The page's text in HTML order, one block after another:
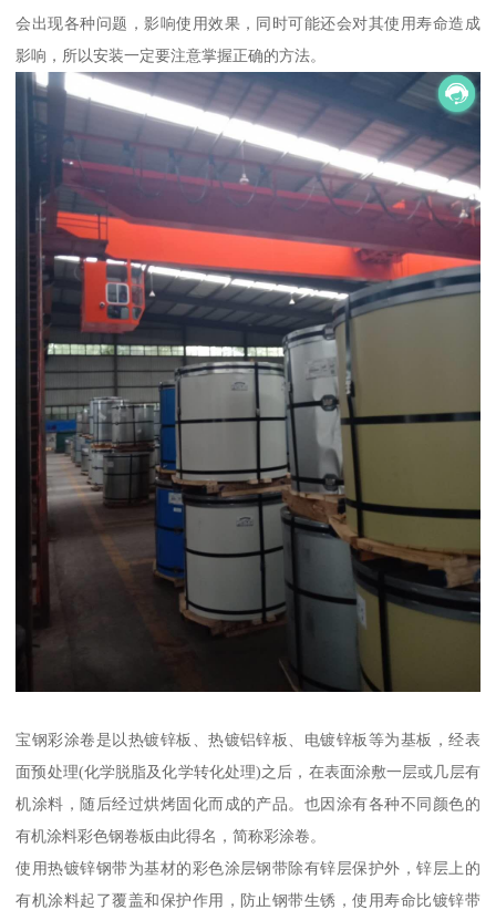
会出现各种问题，影响使用效果，同时可能还会对其使用寿命造成
影响，所以安装一定要注意掌握正确的方法。
宝钢彩涂卷是以热镀锌板、热镀铝锌板、电镀锌板等为基板，经表
面预处理(化学脱脂及化学转化处理)之后，在表面涂敷一层或几层有
机涂料，随后经过烘烤固化而成的产品。也因涂有各种不同颜色的
有机涂料彩色钢卷板由此得名，简称彩涂卷。
使用热镀锌钢带为基材的彩色涂层钢带除有锌层保护外，锌层上的
有机涂料起了覆盖和保护作用，防止钢带生锈，使用寿命比镀锌带